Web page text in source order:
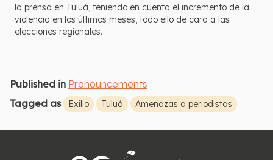
la prensa en Tuluá, teniendo en cuenta el incremento de la
violencia en los últimos meses, todo ello de cara a las
elecciones regionales.
Published in Pronouncements
Tagged as
Exilio Tuluá Amenazas a periodistas